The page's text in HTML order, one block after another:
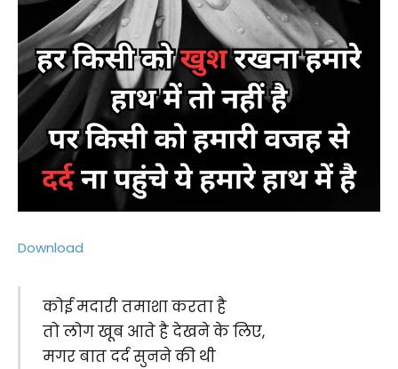
Download
कोई मदारी तमाशा करता है
तो लोग खूब आते है देखने के लिए,
मगर बात दर्द सुनने की थी